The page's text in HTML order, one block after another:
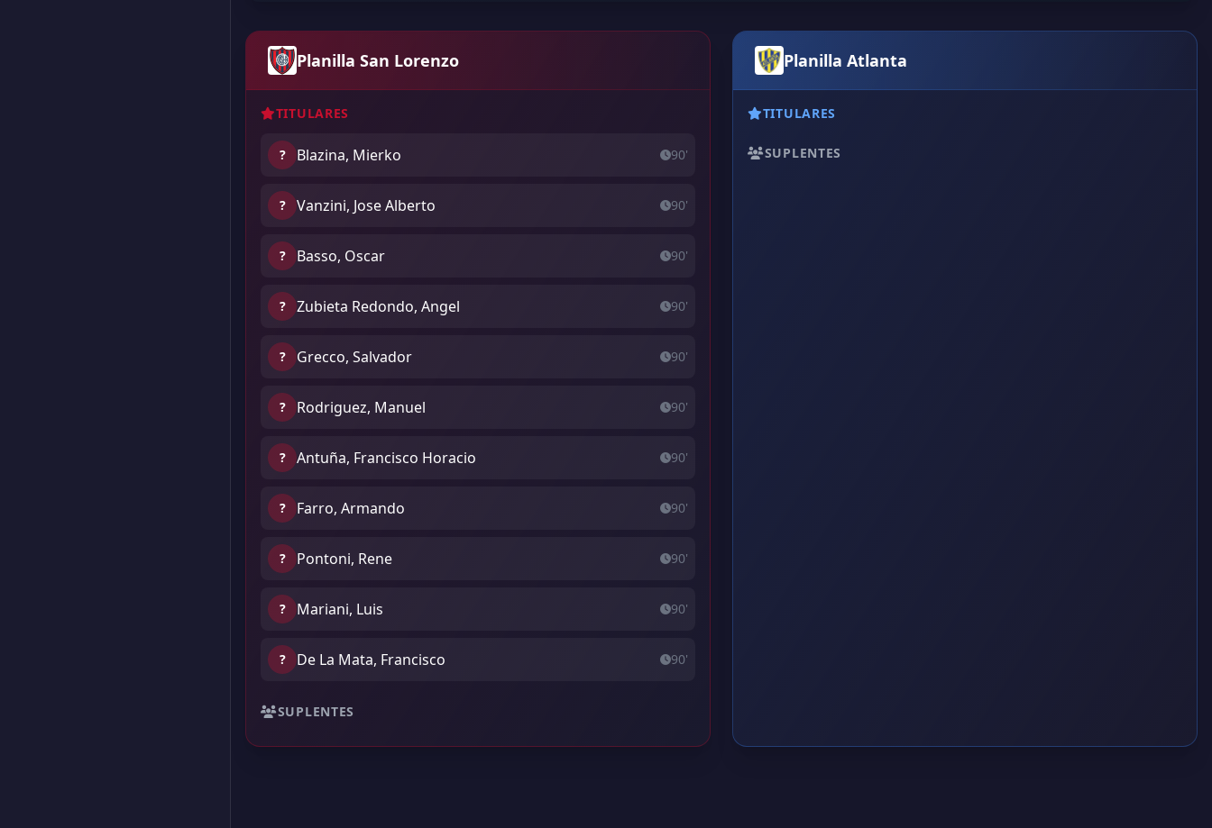
Planilla San Lorenzo
TITULARES
? Blazina, Mierko 90'
? Vanzini, Jose Alberto 90'
? Basso, Oscar 90'
? Zubieta Redondo, Angel 90'
? Grecco, Salvador 90'
? Rodriguez, Manuel 90'
? Antuña, Francisco Horacio 90'
? Farro, Armando 90'
? Pontoni, Rene 90'
? Mariani, Luis 90'
? De La Mata, Francisco 90'
SUPLENTES
Planilla Atlanta
TITULARES
SUPLENTES